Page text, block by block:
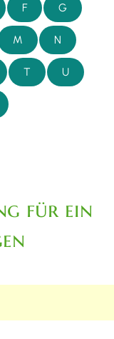
F G
M N
T U
für ein